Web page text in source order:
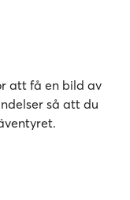
att få en bild av
så att du